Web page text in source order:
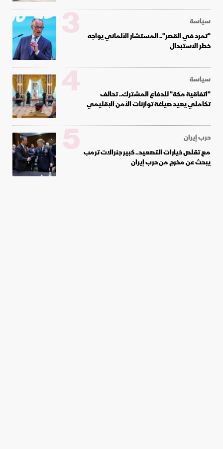
سياسة
"تمرد في القصر".. المستشار الألماني يواجه
خطر الاستبدال
3
سياسة
"اتفاقية مكة" للدفاع المشترك.. تحالف
تكاملي يعيد صياغة توازنات الأمن الإقليمي 4
حرب إيران
مع تقلص خيارات التصعيد.. كبير جنرالات ترمب
يبحث عن مخرج من حرب إيران
5